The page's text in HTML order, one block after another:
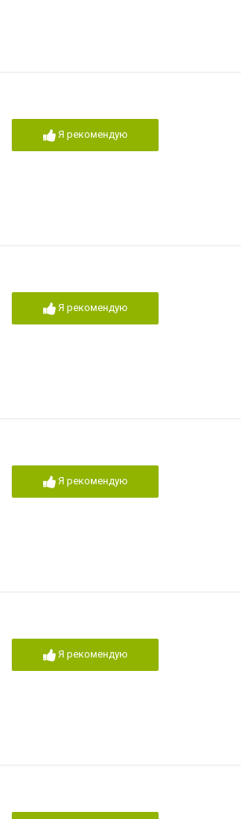
Я рекомендую
Я рекомендую
Я рекомендую
Я рекомендую